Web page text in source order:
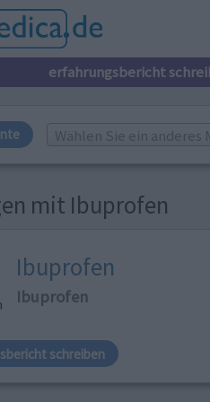
erfahrungsbericht
Wählen Sie ein anderes
mit Ibuprofen
Ibuprofen
Ibuprofen
schreiben